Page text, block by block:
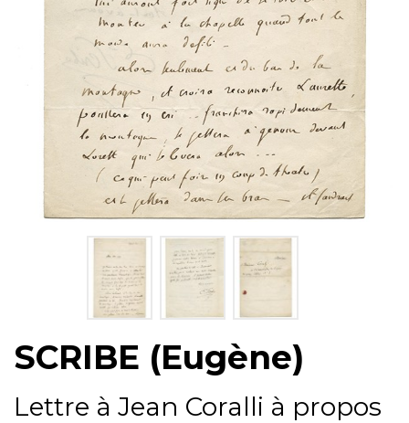
SCRIBE (Eugène)
Lettre à Jean Coralli à propos